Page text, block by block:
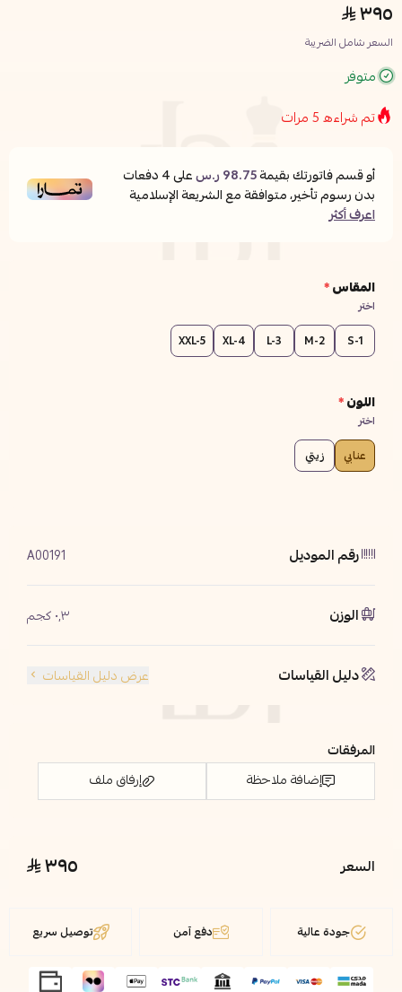
٣٩٥
السعر شامل الضريبة
متوفر
تم شراءه5مرات
أو قسم فاتورتك بقيمة98.75 ر.س على4دفعات
بدون رسوم تأخير، متوافقة مع الشريعة الإسلامية
اعرف أكثر
المقاس*
اختر
S-1
M-2
L-3
XL-4
XXL-5
اللون*
اختر
عنابي زيتي
رقم الموديل A00191
الوزن ٠٫٣ كجم
دليل القياسات عرض دليل القياسات
المرفقات
إضافة ملاحظة
إرفاق ملف
السعر ٣٩٥
جودة عالية دفع آمن توصيل سريع